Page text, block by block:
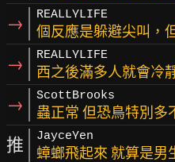
→ REALLYLIFE
個反應是躲避尖叫，
→ REALLYLIFE
西之後滿多人就會冷
→ ScottBrooks
蟲正常 但恐鳥特別多
推 JayceYen
蟑螂飛起來 就算是男